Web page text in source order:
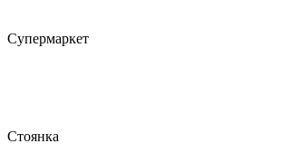
Супермаркет
Стоянка